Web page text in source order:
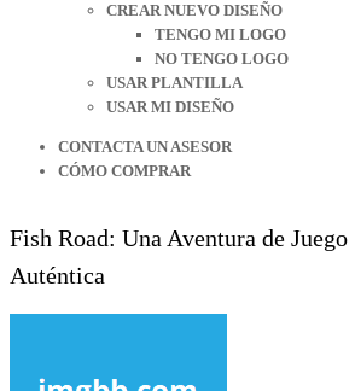
CREAR NUEVO DISEÑO
TENGO MI LOGO
NO TENGO LOGO
USAR PLANTILLA
USAR MI DISEÑO
CONTACTA UN ASESOR
CÓMO COMPRAR
Fish Road: Una Aventura de
Auténtica